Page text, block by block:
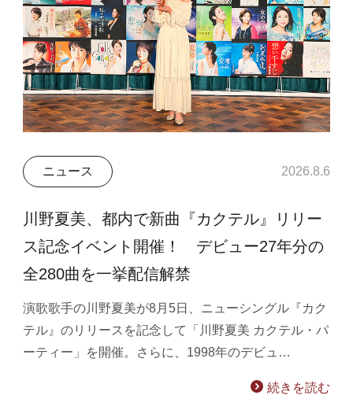
ニュース 2026.8.6
川野夏美、都内で新曲『カクテル』リリー
ス記念イベント開催！ デビュー27年分の
全280曲を一挙配信解禁
演歌歌手の川野夏美が8月5日、ニューシングル『カク
テル』のリリースを記念して「川野夏美 カクテル・パ
ーティー」を開催。さらに、1998年のデビュ…
続きを読む